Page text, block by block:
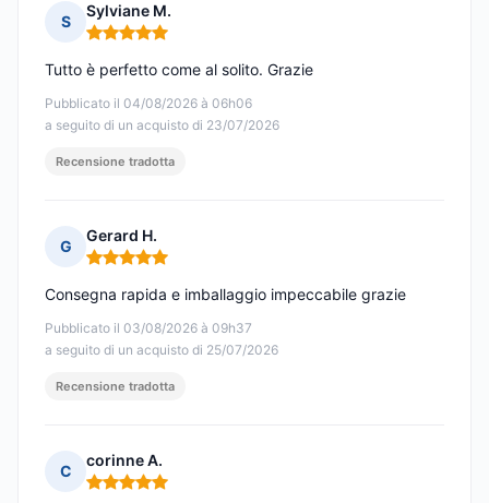
S
Sylviane M.
Nota: 5 su 5
Pubblicato il 04/08/2026 à 06h06
a seguito di un acquisto di 23/07/2026
Tutto è perfetto come al solito. Grazie
Recensione tradotta
G
Gerard H.
Nota: 5 su 5
Pubblicato il 03/08/2026 à 09h37
a seguito di un acquisto di 25/07/2026
Consegna rapida e imballaggio impeccabile grazie
Recensione tradotta
C
corinne A.
Nota: 5 su 5